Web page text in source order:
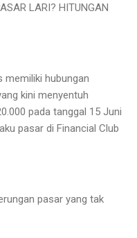
LARI? HITUNGAN
memiliki hubungan
kini menyentuh
pada tanggal 15 Juni
pasar di Financial Club
pasar yang tak